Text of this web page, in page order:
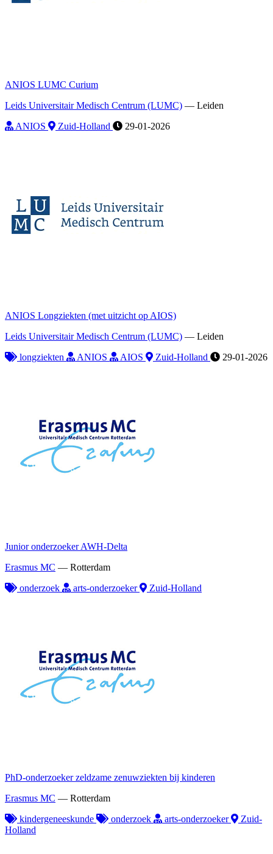
ANIOS LUMC Curium
Leids Universitair Medisch Centrum (LUMC) — Leiden
ANIOS
Zuid-Holland 29-01-2026
ANIOS Longziekten (met uitzicht op AIOS)
Leids Universitair Medisch Centrum (LUMC) — Leiden
longziekten
ANIOS AIOS Zuid-Holland 29-01-2026
Junior onderzoeker AWH-Delta
Erasmus MC — Rotterdam
onderzoek
arts-onderzoeker Zuid-Holland
PhD-onderzoeker zeldzame zenuwziekten bij kinderen
Erasmus MC — Rotterdam
kindergeneeskunde
onderzoek arts-onderzoeker
Zuid-
Holland